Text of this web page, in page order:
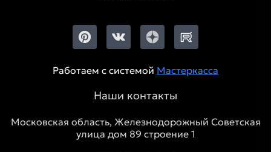
Работаем с системой Мастеркасса
Наши контакты
Московская область, Железнодорожный Советская
улица дом 89 строение 1